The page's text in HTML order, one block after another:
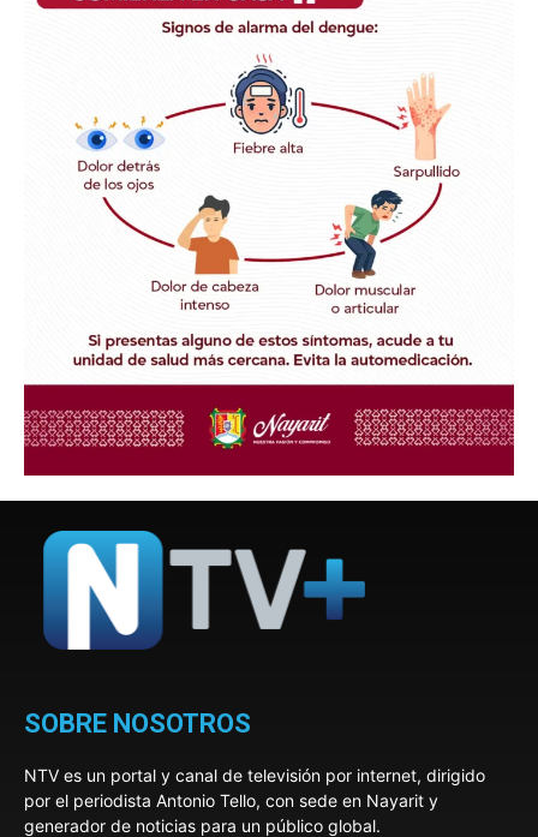
SOBRE NOSOTROS
NTV es un portal y canal de televisión por internet, dirigido
por el periodista Antonio Tello, con sede en Nayarit y
generador de noticias para un público global.